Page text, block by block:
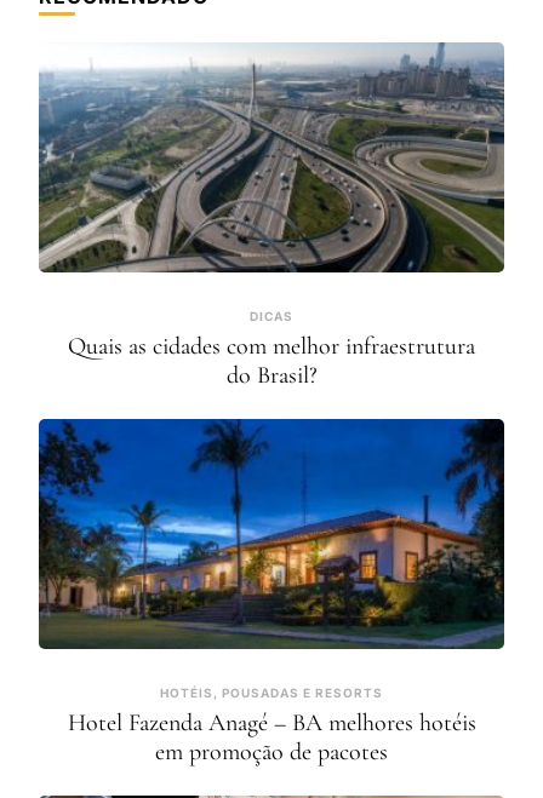
DICAS
Quais as cidades com melhor infraestrutura
do Brasil?
HOTÉIS, POUSADAS E RESORTS
Hotel Fazenda Anagé – BA melhores hotéis
em promoção de pacotes